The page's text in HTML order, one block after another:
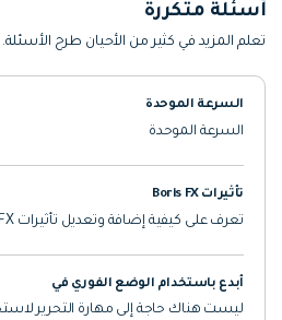
أسئلة متكررة
تعلم المزيد في كثير من الأحيان طرح الأسئلة.
السرعة الموحدة
السرعة الموحدة
تأثيرات Boris FX
تعرف على كيفية إضافة وتعديل تأثيرات Boris FX في Filmora.
أبدع باستخدام الوضع الفوري في
ليست هناك حاجة إلى مهارة التحرير